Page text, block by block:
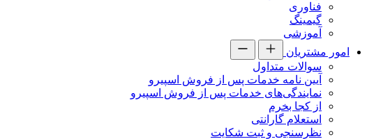
فناوری
گیمینگ
آموزشی
امور مشتریان
سوالات متداول
آیین نامه خدمات پس از فروش اسپیرو
نمایندگی‌های خدمات پس از فروش اسپیرو
از کجا بخرم
استعلام گارانتی
نظرسنجی و ثبت شکایت